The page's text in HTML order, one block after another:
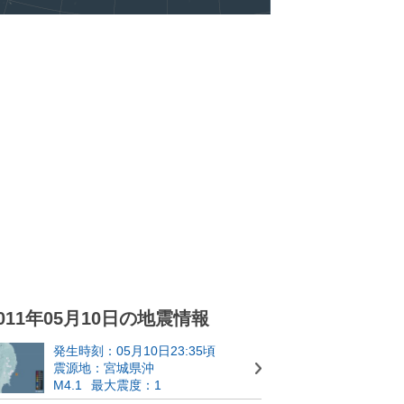
年05月10日の地震情報
発生時刻：05月10日23:35頃
震源地：宮城県沖
M4.1
最大震度：1